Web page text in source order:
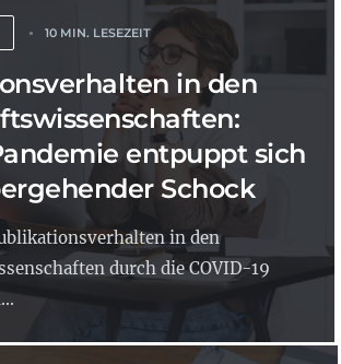
10 MIN. LESEZEIT
in den
entpuppt sich
Schock
in den
durch die COVID-19